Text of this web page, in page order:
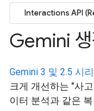
Interactions API
Gemini
Gemini 3 및 2.5 시
크게 개선하는 "사
이터 분석과 같은